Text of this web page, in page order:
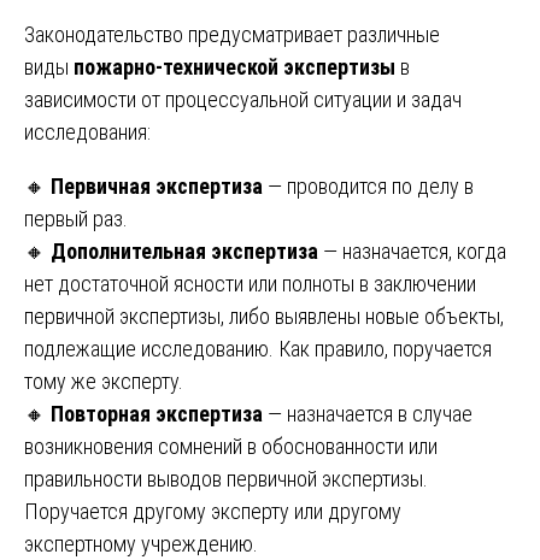
Законодательство предусматривает различные
виды пожарно-технической экспертизы в
зависимости от процессуальной ситуации и задач
исследования:
🔸 Первичная экспертиза — проводится по делу в
первый раз.
🔸 Дополнительная экспертиза — назначается, когда
нет достаточной ясности или полноты в заключении
первичной экспертизы, либо выявлены новые объекты,
подлежащие исследованию. Как правило, поручается
тому же эксперту.
🔸 Повторная экспертиза — назначается в случае
возникновения сомнений в обоснованности или
правильности выводов первичной экспертизы.
Поручается другому эксперту или другому
экспертному учреждению.